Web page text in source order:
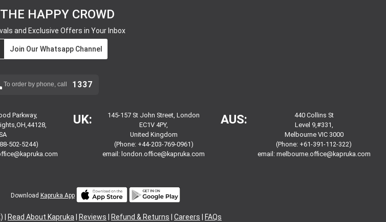
HAPPY CROWD
and Exclusive Offers in Your Inbox
Join Our Whatsapp Channel
To order by phone, call 1337
Parkway,
502-5244)
UK:
145-157 St John Street, London
EC1V 4PY,
United Kingdom
(Phone: +44-203-769-0961)
email: london.office@kapruka.com
AUS:
440 Collins St
Level 9,#331,
Melbourne VIC 3000
(Phone: +61-391-112-322)
email: melbourne.office@kapruka.com
Download Kapruka App
| Read About Kapruka Reviews Refund & Returns Careers FAQs